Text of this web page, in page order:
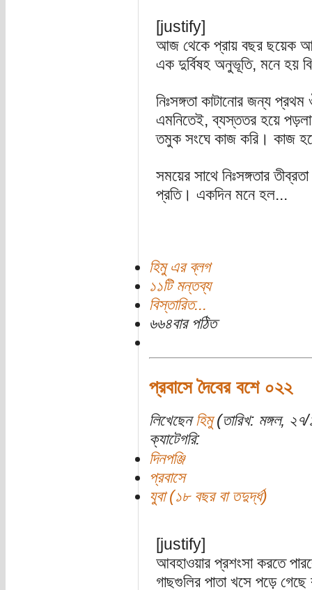
[justify]
আজ থেকে প্রায় বছর ছয়েক
এক দুর্বিষহ অনুভূতি, মনে হয়
নিঃসঙ্গতা কাটানোর জন্য
এমনিতেই, ব্যস্ততর হয়ে
তমুক সংঘে কাজ করি। কাজ
সময়ের সাথে নিঃসঙ্গতার
প্রতি। একদিন মনে হল...
হিমু এর ব্লগ
১১টি মন্তব্য
বিস্তারিত...
৬৬৪বার পঠিত
প্রবাসে দৈবের বশে ০২২
লিখেছেন হিমু(তারিখ: মঙ্গল,
ক্যাটেগরি:
দিনপঞ্জি
প্রবাসে
যুবা (১৮ বছর বা তদুর্দ্ধ)
[justify]
আবহাওয়ার প্রশংসা করতে
গাছগুলির পাতা খসে পড়ে